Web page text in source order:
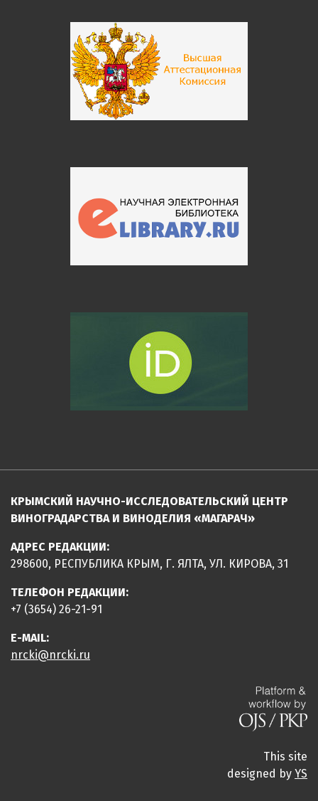
КРЫМСКИЙ НАУЧНО-ИССЛЕДОВАТЕЛЬСКИЙ ЦЕНТР
ВИНОГРАДАРСТВА И ВИНОДЕЛИЯ «МАГАРАЧ»
АДРЕС РЕДАКЦИИ:
298600, РЕСПУБЛИКА КРЫМ, Г. ЯЛТА, УЛ. КИРОВА, 31
ТЕЛЕФОН РЕДАКЦИИ:
+7 (3654) 26-21-91
E-MAIL:
nrcki@nrcki.ru
This site
designed by YS